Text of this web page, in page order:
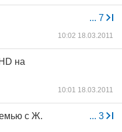
... 7
10:02 18.03.2011
на
10:01 18.03.2011
... 3
с Ж.